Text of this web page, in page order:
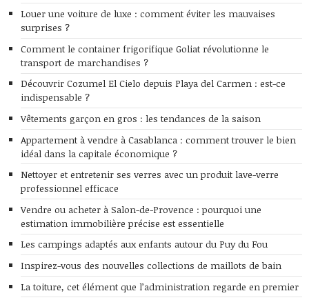
Louer une voiture de luxe : comment éviter les mauvaises
surprises ?
Comment le container frigorifique Goliat révolutionne le
transport de marchandises ?
Découvrir Cozumel El Cielo depuis Playa del Carmen : est-ce
indispensable ?
Vêtements garçon en gros : les tendances de la saison
Appartement à vendre à Casablanca : comment trouver le bien
idéal dans la capitale économique ?
Nettoyer et entretenir ses verres avec un produit lave-verre
professionnel efficace
Vendre ou acheter à Salon-de-Provence : pourquoi une
estimation immobilière précise est essentielle
Les campings adaptés aux enfants autour du Puy du Fou
Inspirez-vous des nouvelles collections de maillots de bain
La toiture, cet élément que l’administration regarde en premier